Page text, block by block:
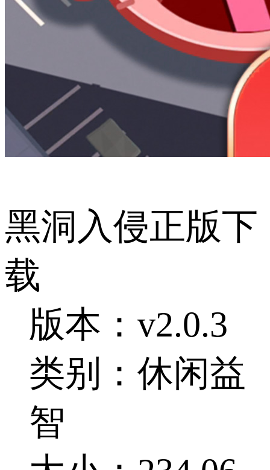
黑洞入侵正版下
载
版本：v2.0.3
类别：休闲益
智